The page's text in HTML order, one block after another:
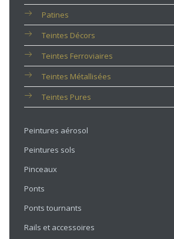
Patines
Teintes Décors
Teintes Ferroviaires
Teintes Métallisées
Teintes Pures
Peintures aérosol
Peintures sols
Pinceaux
Ponts
Ponts tournants
Rails et accessoires